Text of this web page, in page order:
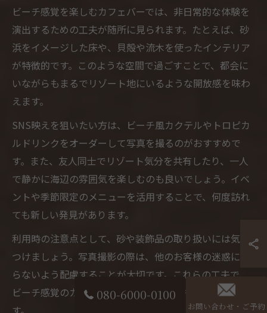
ビーチ感覚を楽しむカフェバーでは、非日常的な体験を
演出するための工夫が随所に見られます。たとえば、砂
浜をイメージした床や、貝殻や流木を使ったインテリア
が特徴的です。このような空間で過ごすことで、都会に
いながらもまるでリゾート地にいるような開放感を味わ
えます。
SNS映えを狙いたい方は、ビーチ風カクテルやトロピカ
ルドリンクをオーダーして写真を撮るのがおすすめで
す。また、友人同士でリゾート気分を共有したり、一人
で静かに海辺の雰囲気を楽しむのも良いでしょう。イベ
ントや季節限定のメニューを活用することで、何度訪れ
ても新しい発見があります。
利用時の注意点として、砂や装飾品の取り扱いには気を
つけましょう。写真撮影の際は、他のお客様の迷惑にな
らないよう配慮することが大切です。これらの工夫で、
ビーチ感覚のカフェバーをより充実したものにできま
す。
080-6000-0100
お問い合わせ・ご予約